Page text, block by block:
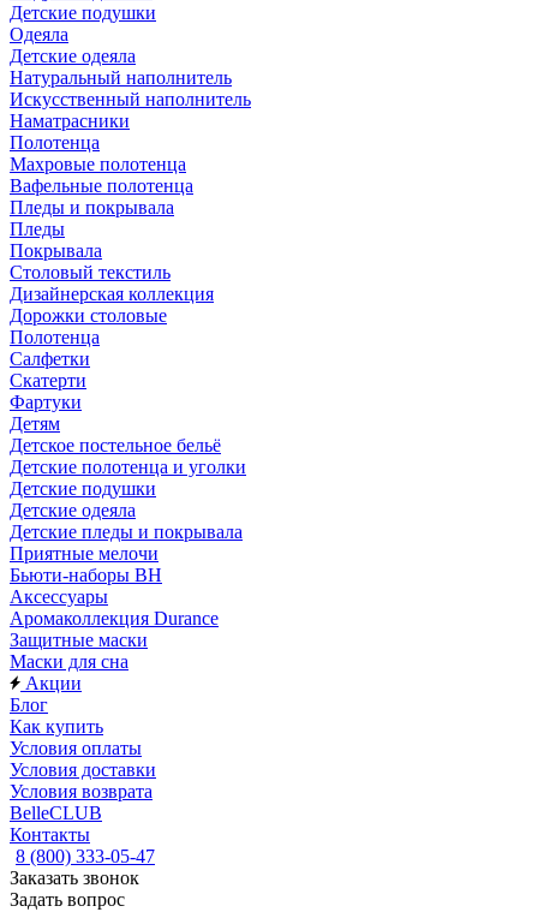
Детские подушки
Одеяла
Детские одеяла
Натуральный наполнитель
Искуcственный наполнитель
Наматрасники
Полотенца
Махровые полотенца
Вафельные полотенца
Пледы и покрывала
Пледы
Покрывала
Столовый текстиль
Дизайнерская коллекция
Дорожки столовые
Полотенца
Салфетки
Скатерти
Фартуки
Детям
Детское постельное бельё
Детские полотенца и уголки
Детские подушки
Детские одеяла
Детские пледы и покрывала
Приятные мелочи
Бьюти-наборы ВН
Аксессуары
Аромаколлекция Durance
Защитные маски
Маски для сна
Акции
Блог
Как купить
Условия оплаты
Условия доставки
Условия возврата
BelleCLUB
Контакты
8 (800) 333-05-47
Заказать звонок
Задать вопрос